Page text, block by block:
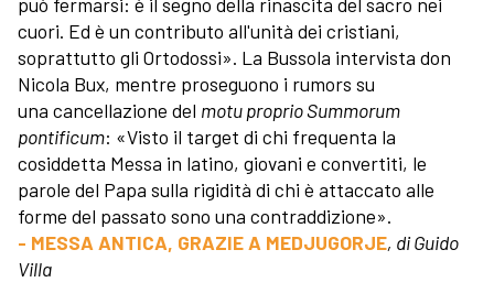
cuori. Ed è un contributo all'unità dei cristiani,
soprattutto gli Ortodossi». La Bussola intervista don
Nicola Bux, mentre proseguono i rumors su
una cancellazione del motu proprio Summorum
pontificum: «Visto il target di chi frequenta la
cosiddetta Messa in latino, giovani e convertiti, le
parole del Papa sulla rigidità di chi è attaccato alle
forme del passato sono una contraddizione».
- MESSA ANTICA, GRAZIE A MEDJUGORJE, di Guido
Villa